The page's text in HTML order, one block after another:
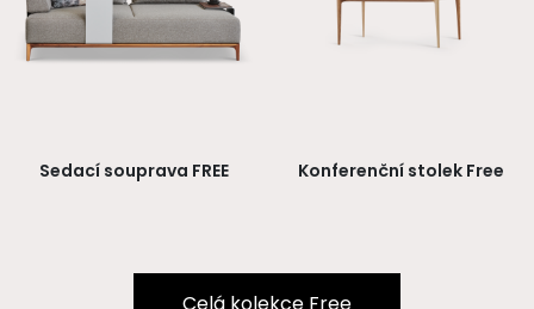
Sedací souprava FREE Konferenční stolek Free
Celá kolekce Free